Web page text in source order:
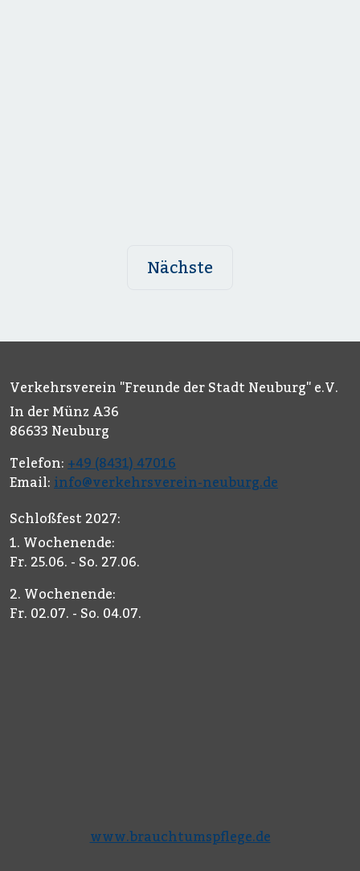
Nächste
Verkehrsverein "Freunde der Stadt Neuburg" e.V.
In der Münz A36
86633 Neuburg
Telefon: +49 (8431) 47016
Email: info@verkehrsverein-neuburg.de
Schloßfest 2027:
1. Wochenende:
Fr. 25.06. - So. 27.06.
2. Wochenende:
Fr. 02.07. - So. 04.07.
www.brauchtumspflege.de